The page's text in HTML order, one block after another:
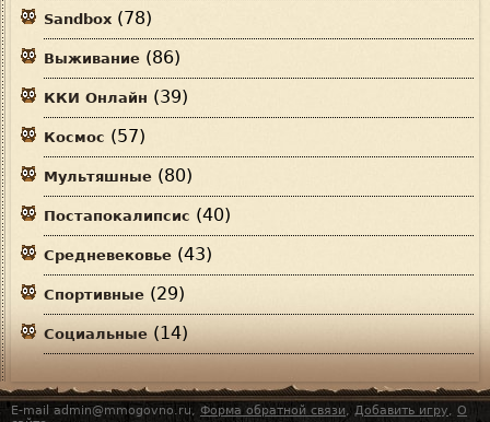
Sandbox (78)
Выживание (86)
ККИ Онлайн (39)
Космос (57)
Мультяшные (80)
Постапокалипсис (40)
Средневековье (43)
Спортивные (29)
Социальные (14)
E-mail admin@mmogovno.ru, Форма обратной связи, Добавить игру, О